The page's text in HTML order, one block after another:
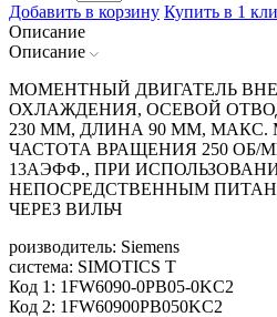
Добавить в корзину Купить в 1
Описание
Описание
МОМЕНТНЫЙ ДВИГАТЕЛЬ
ОХЛАЖДЕНИЯ, ОСЕВОЙ
230 ММ, ДЛИНА 90 ММ, МАКС.
ЧАСТОТА ВРАЩЕНИЯ 250 ОБ/
13АЭФФ., ПРИ
НЕПОСРЕДСТВЕННЫМ
ЧЕРЕЗ ВИЛЬЧ
роизводитель: Siemens
система: SIMOTICS T
Код 1: 1FW6090-0PB05-0KC2
Код 2: 1FW60900PB050KC2